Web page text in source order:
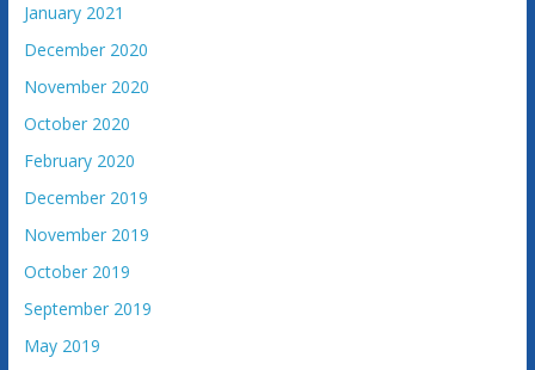
January 2021
December 2020
November 2020
October 2020
February 2020
December 2019
November 2019
October 2019
September 2019
May 2019